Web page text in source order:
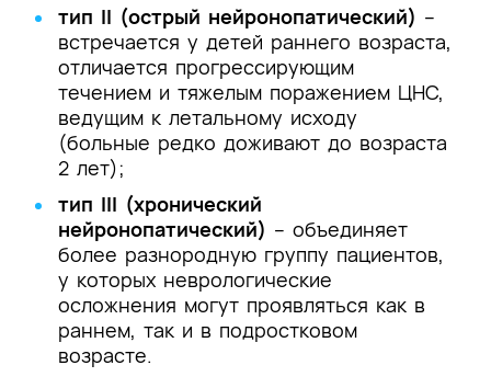
тип II (острый нейронопатический) –
встречается у детей раннего возраста,
отличается прогрессирующим
течением и тяжелым поражением ЦНС,
ведущим к летальному исходу
(больные редко доживают до возраста
2 лет);
тип III (хронический
нейронопатический) – объединяет
более разнородную группу пациентов,
у которых неврологические
осложнения могут проявляться как в
раннем, так и в подростковом
возрасте.